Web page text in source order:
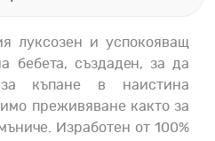
луксозен и успокояващ
бебета, създаден, за да
къпане в наистина
преживяване както за
Изработен от 100%